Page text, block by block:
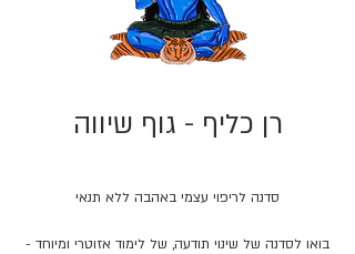
רן כליף - גוף שיווה
בואו לסדנה של שינוי תודעה, של לימוד אזוטרי ומיוחד -